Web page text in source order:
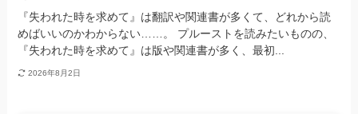
『失われた時を求めて』は翻訳や関連書が多くて、どれから読
めばいいのかわからない……。 プルーストを読みたいものの、
『失われた時を求めて』は版や関連書が多く、最初...
2026年8月2日